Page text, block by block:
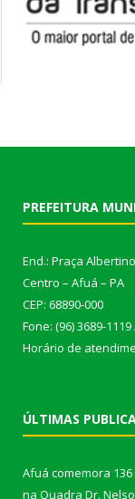
PREFEITURA
End.: Praça
Centro – Afuá – PA
CEP: 68890-000
Fone: (96) 3689-
Horário de
ÚLTIMAS
Afuá comemora
na Quadra Dr.